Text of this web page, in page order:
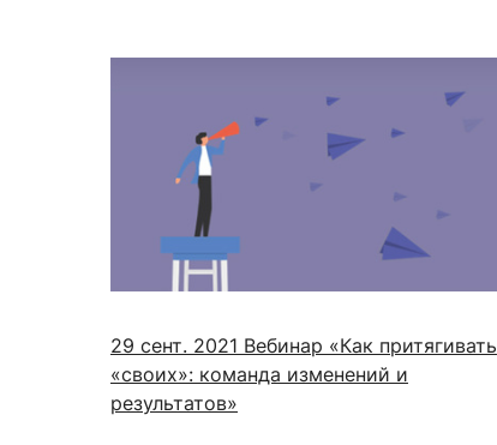
29 сент. 2021 Вебинар «Как притягивать
«своих»: команда изменений и
результатов»